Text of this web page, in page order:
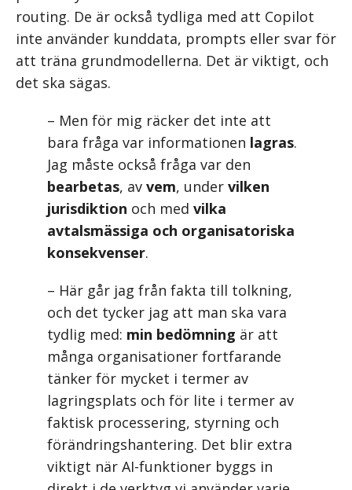
routing. De är också tydliga med att Copilot
inte använder kunddata, prompts eller svar för
att träna grundmodellerna. Det är viktigt, och
det ska sägas.
– Men för mig räcker det inte att
bara fråga var informationen lagras.
Jag måste också fråga var den
bearbetas, av vem, under vilken
jurisdiktion och med vilka
avtalsmässiga och organisatoriska
konsekvenser.
– Här går jag från fakta till tolkning,
och det tycker jag att man ska vara
tydlig med: min bedömning är att
många organisationer fortfarande
tänker för mycket i termer av
lagringsplats och för lite i termer av
faktisk processering, styrning och
förändringshantering. Det blir extra
viktigt när AI-funktioner byggs in